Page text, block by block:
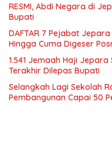
RESMI, Abdi Negara di
Bupati
DAFTAR 7 Pejabat
Hingga Cuma Digeser
1.541 Jemaah Haji Jepara
Terakhir Dilepas Bupati
Selangkah Lagi Sekolah
Pembangunan Capai 50